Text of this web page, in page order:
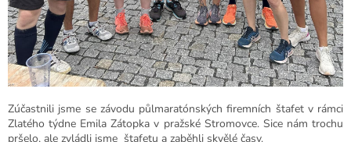
Zúčastnili jsme se závodu půlmaratónských firemních štafet v rámci
Zlatého týdne Emila Zátopka v pražské Stromovce. Sice nám trochu
pršelo, ale zvládli jsme štafetu a zaběhli skvělé časy.